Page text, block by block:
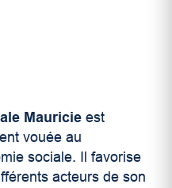
Mauricie est
vouée au
sociale. Il favorise
acteurs de son